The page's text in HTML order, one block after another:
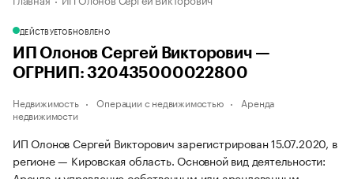
ДЕЙСТВУЕТОБНОВЛЕНО
ИП Олонов Сергей Викторович —
ОГРНИП: 320435000022800
Недвижимость Операции с недвижимостью
Аренда
недвижимости
ИП Олонов Сергей Викторович зарегистрирован 15.07.2020, в
регионе — Кировская область. Основной вид деятельности: